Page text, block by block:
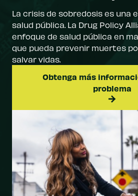
La crisis de sobredosis es una
salud pública. La Drug Policy
enfoque de salud pública en
que pueda prevenir muertes
salvar vidas.
Obtenga más
problema